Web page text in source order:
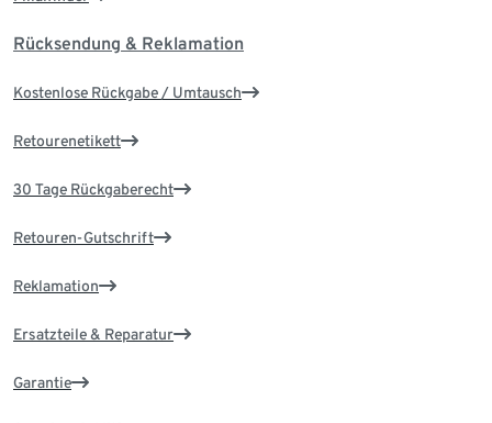
Rücksendung & Reklamation
Kostenlose Rückgabe / Umtausch
Retourenetikett
30 Tage Rückgaberecht
Retouren-Gutschrift
Reklamation
Ersatzteile & Reparatur
Garantie